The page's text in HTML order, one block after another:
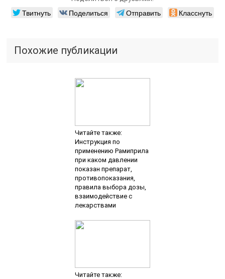
Твитнуть Поделиться Отправить Класснуть
Похожие публикации
Читайте также:
Инструкция по
применению Рамиприла
при каком давлении
показан препарат,
противопоказания,
правила выбора дозы,
взаимодействие с
лекарствами
Читайте также: